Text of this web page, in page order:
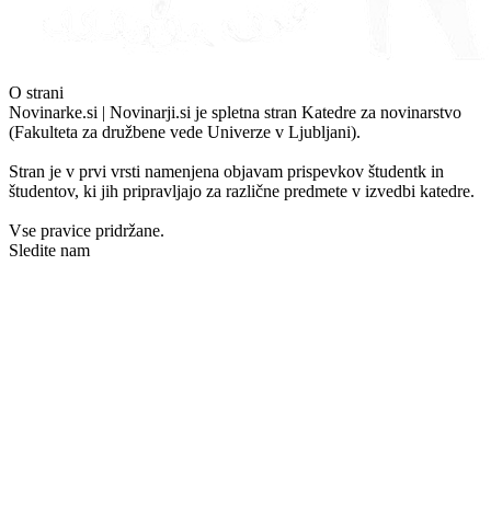
O strani
Novinarke.si | Novinarji.si je spletna stran Katedre za novinarstvo
(Fakulteta za družbene vede Univerze v Ljubljani).
Stran je v prvi vrsti namenjena objavam prispevkov študentk in
študentov, ki jih pripravljajo za različne predmete v izvedbi katedre.
Vse pravice pridržane.
Sledite nam